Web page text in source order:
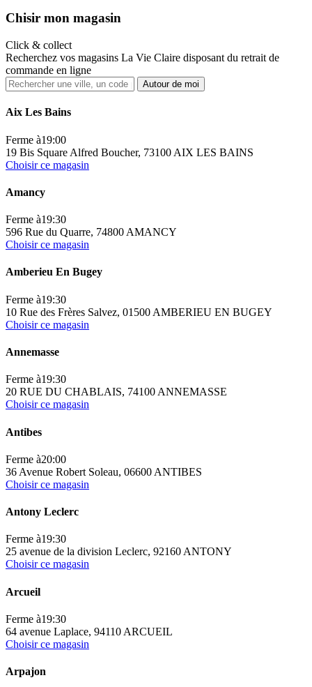
Chisir mon magasin
Click & collect
Recherchez vos magasins La Vie Claire disposant du retrait de
commande en ligne
Autour de moi
Aix Les Bains
Ferme à19:00
19 Bis Square Alfred Boucher, 73100 AIX LES BAINS
Choisir ce magasin
Amancy
Ferme à19:30
596 Rue du Quarre, 74800 AMANCY
Choisir ce magasin
Amberieu En Bugey
Ferme à19:30
10 Rue des Frères Salvez, 01500 AMBERIEU EN BUGEY
Choisir ce magasin
Annemasse
Ferme à19:30
20 RUE DU CHABLAIS, 74100 ANNEMASSE
Choisir ce magasin
Antibes
Ferme à20:00
36 Avenue Robert Soleau, 06600 ANTIBES
Choisir ce magasin
Antony Leclerc
Ferme à19:30
25 avenue de la division Leclerc, 92160 ANTONY
Choisir ce magasin
Arcueil
Ferme à19:30
64 avenue Laplace, 94110 ARCUEIL
Choisir ce magasin
Arpajon